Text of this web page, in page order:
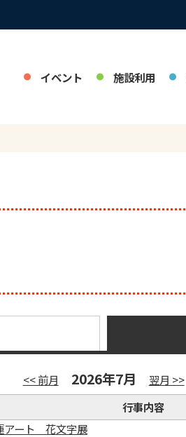
イベント 施設利用
<< 前月 2026年7月
翌月 >>
行事内容
ート 花文字展